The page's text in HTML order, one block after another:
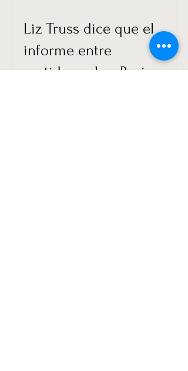
Liz Truss dice que el
informe entre
partidos sobre Boris